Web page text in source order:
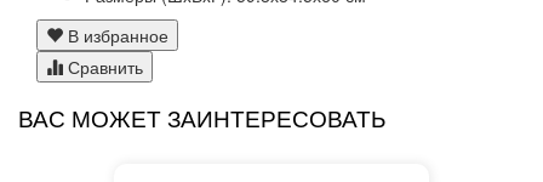
В избранное
Сравнить
ВАС МОЖЕТ ЗАИНТЕРЕСОВАТЬ